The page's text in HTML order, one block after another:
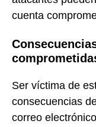
cuenta
Ser víctima de
consecuencias
correo